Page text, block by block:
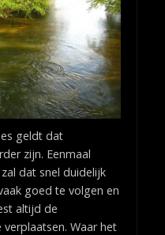
geldt dat
zijn. Eenmaal
dat snel duidelijk
goed te volgen en
altijd de
Waar het